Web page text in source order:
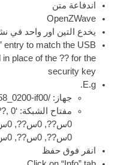
اندفاعة متن
Open­ZWave
يخدع التين اور واحد في
entry to match the USB
in place of the?? for the
secur­ity key
E.g.
جهاز: /if00
مفتاح الشبكة:‘0x
0س??, 0س??, 0س??, 0س??, 0س??
انقر فوق حفظ